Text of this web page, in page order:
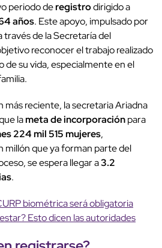
periodo deregistrodirigido a
años. Este apoyo, impulsado por
de la Secretaría del
reconocer el trabajo realizado
de su vida, especialmente en el
reciente, la secretaria Ariadna
lameta de incorporaciónpara
224 mil 515 mujeres,
millón que ya forman parte del
se espera llegar a3.2
.
biométrica será obligatoria
Esto dicen las autoridades